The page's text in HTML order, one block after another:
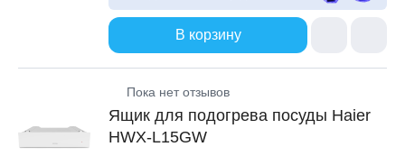
В корзину
Пока нет отзывов
Ящик для подогрева посуды Haier
HWX-L15GW